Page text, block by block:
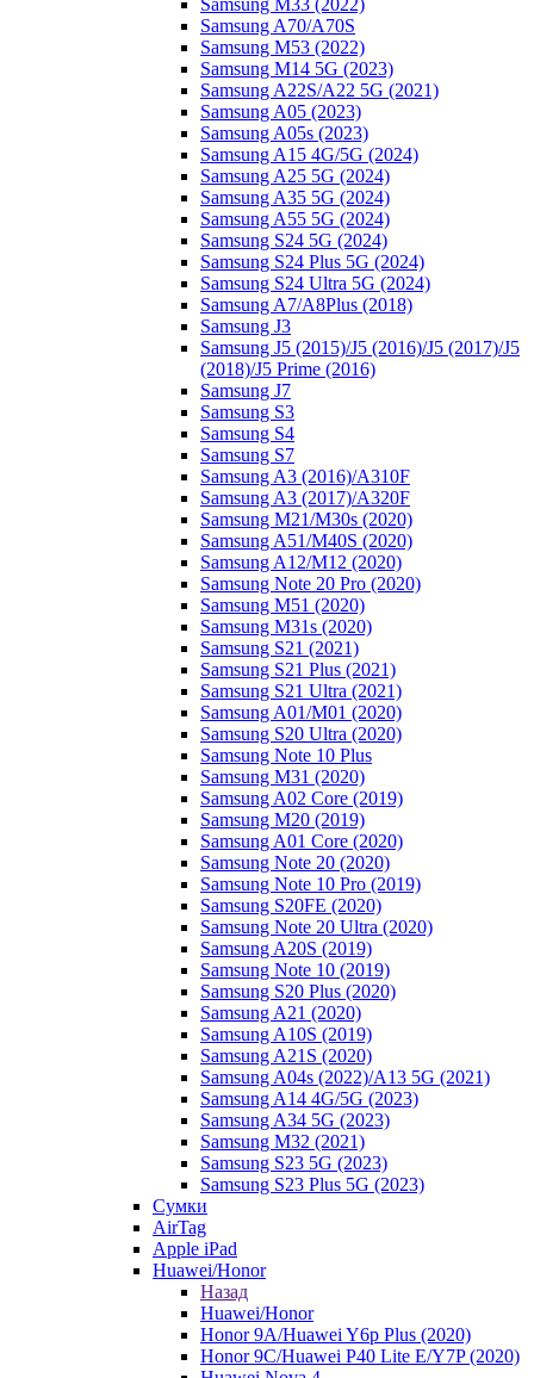
Samsung M33 (2022)
Samsung A70/A70S
Samsung M53 (2022)
Samsung M14 5G (2023)
Samsung A22S/A22 5G (2021)
Samsung A05 (2023)
Samsung A05s (2023)
Samsung A15 4G/5G (2024)
Samsung A25 5G (2024)
Samsung A35 5G (2024)
Samsung A55 5G (2024)
Samsung S24 5G (2024)
Samsung S24 Plus 5G (2024)
Samsung S24 Ultra 5G (2024)
Samsung A7/A8Plus (2018)
Samsung J3
Samsung J5 (2015)/J5 (2016)/J5 (2017)/J5
(2018)/J5 Prime (2016)
Samsung J7
Samsung S3
Samsung S4
Samsung S7
Samsung A3 (2016)/A310F
Samsung A3 (2017)/A320F
Samsung M21/M30s (2020)
Samsung A51/M40S (2020)
Samsung A12/M12 (2020)
Samsung Note 20 Pro (2020)
Samsung M51 (2020)
Samsung M31s (2020)
Samsung S21 (2021)
Samsung S21 Plus (2021)
Samsung S21 Ultra (2021)
Samsung A01/M01 (2020)
Samsung S20 Ultra (2020)
Samsung Note 10 Plus
Samsung M31 (2020)
Samsung A02 Core (2019)
Samsung M20 (2019)
Samsung A01 Core (2020)
Samsung Note 20 (2020)
Samsung Note 10 Pro (2019)
Samsung S20FE (2020)
Samsung Note 20 Ultra (2020)
Samsung A20S (2019)
Samsung Note 10 (2019)
Samsung S20 Plus (2020)
Samsung A21 (2020)
Samsung A10S (2019)
Samsung A21S (2020)
Samsung A04s (2022)/А13 5G (2021)
Samsung A14 4G/5G (2023)
Samsung A34 5G (2023)
Samsung M32 (2021)
Samsung S23 5G (2023)
Samsung S23 Plus 5G (2023)
Сумки
AirTag
Apple iPad
Huawei/Honor
Назад
Huawei/Honor
Honor 9A/Huawei Y6p Plus (2020)
Honor 9C/Huawei P40 Lite E/Y7P (2020)